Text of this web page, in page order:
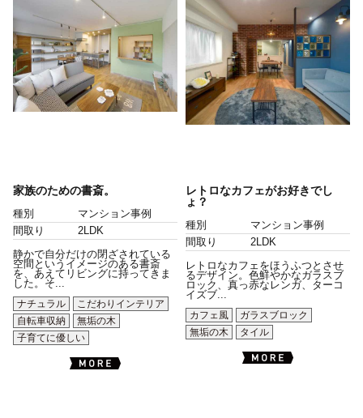
家族のための書斎。
種別
マンション事例
間取り
2LDK
静かで自分だけの閉ざされている
空間というイメージのある書斎
を、あえてリビングに持ってきま
した。そ...
ナチュラル
こだわりインテリア
自転車収納
無垢の木
子育てに優しい
レトロなカフェがお好きでし
ょ？
種別
マンション事例
間取り
2LDK
レトロなカフェをほうふつとさせ
るデザイン。色鮮やかなガラスブ
ロック、真っ赤なレンガ、ターコ
イズブ...
カフェ風
ガラスブロック
無垢の木
タイル